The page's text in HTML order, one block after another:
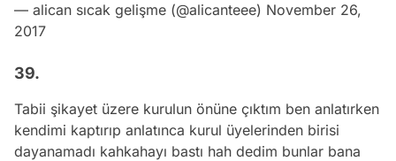
— alican sıcak gelişme (@alicanteee) November 26,
2017
39.
Tabii şikayet üzere kurulun önüne çıktım ben anlatırken
kendimi kaptırıp anlatınca kurul üyelerinden birisi
dayanamadı kahkahayı bastı hah dedim bunlar bana